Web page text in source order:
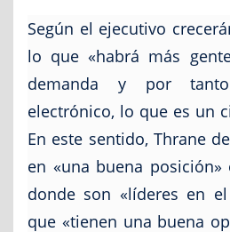
Según el ejecutivo
lo que «habrá más
demanda y por
electrónico, lo que es un
En este sentido, Thrane
en «una buena posición»
donde son «líderes en
que «tienen una buena